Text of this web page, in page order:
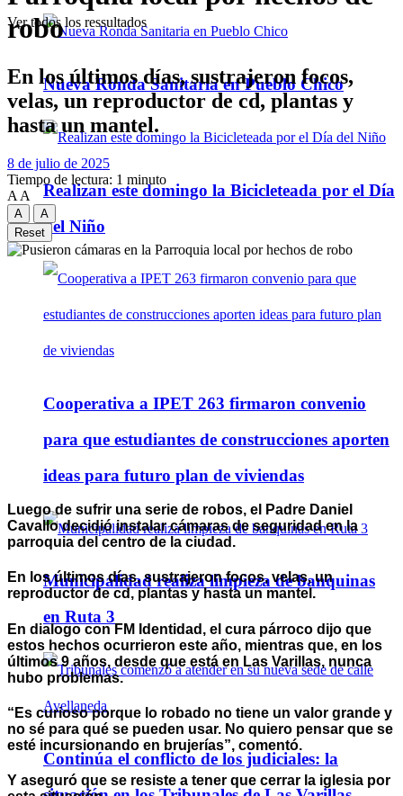
Nueva Ronda Sanitaria en Pueblo Chico
Realizan este domingo la Bicicleteada por el Día
del Niño
Cooperativa a IPET 263 firmaron convenio
para que estudiantes de construcciones aporten
ideas para futuro plan de viviendas
Municipalidad realiza limpieza de banquinas
en Ruta 3
Continúa el conflicto de los judiciales: la
Ver todos los ressultados
robo
En los últimos días, sustrajeron focos,
velas, un reproductor de cd, plantas y
hasta un mantel.
8 de julio de 2025
Tiempo de lectura: 1 minuto
A A
A
A
Reset
Luego de sufrir una serie de robos, el Padre Daniel
Cavallo decidió instalar cámaras de seguridad en la
parroquia del centro de la ciudad.
En los últimos días, sustrajeron focos, velas, un
reproductor de cd, plantas y hasta un mantel.
En dialogo con FM Identidad, el cura párroco dijo que
estos hechos ocurrieron este año, mientras que, en los
últimos 9 años, desde que está en Las Varillas, nunca
hubo problemas.
“Es curioso porque lo robado no tiene un valor grande y
no sé para qué se pueden usar. No quiero pensar que se
esté incursionando en brujerías”, comentó.
Y aseguró que se resiste a tener que cerrar la iglesia por